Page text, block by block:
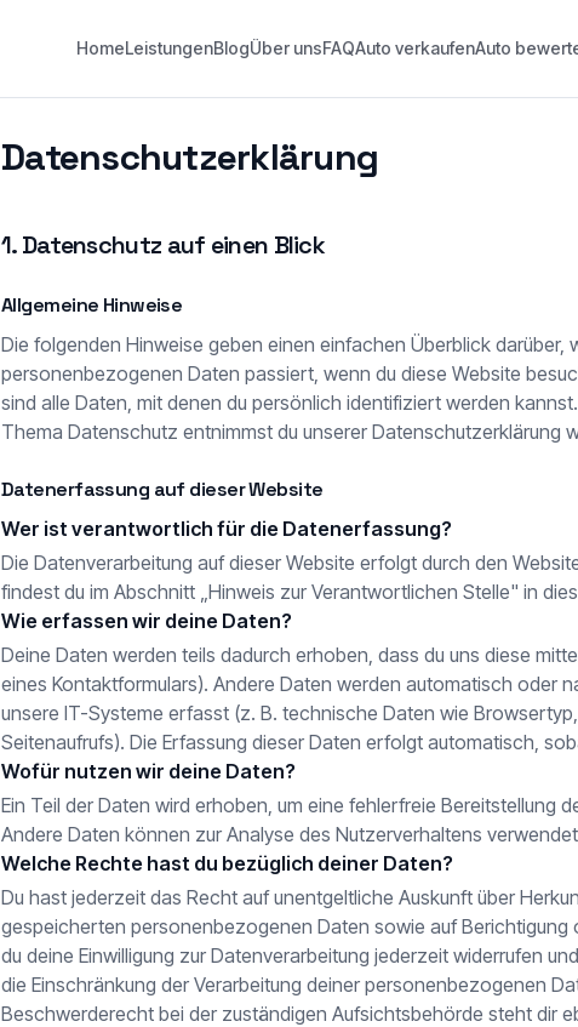
HomeLeistungenBlogÜber unsFAQAuto verkaufenAuto
Datenschutzerklärung
1. Datenschutz auf einen Blick
Allgemeine Hinweise
Die folgenden Hinweise geben einen einfachen Überblick darüber,
personenbezogenen Daten passiert, wenn du diese Website
sind alle Daten, mit denen du persönlich identifiziert werden
Thema Datenschutz entnimmst du unserer Datenschutzerklärung
Datenerfassung auf dieser Website
Wer ist verantwortlich für die Datenerfassung?
Die Datenverarbeitung auf dieser Website erfolgt durch den
findest du im Abschnitt „Hinweis zur Verantwortlichen Stelle" in
Wie erfassen wir deine Daten?
Deine Daten werden teils dadurch erhoben, dass du uns diese
eines Kontaktformulars). Andere Daten werden automatisch oder
unsere IT-Systeme erfasst (z. B. technische Daten wie
Seitenaufrufs). Die Erfassung dieser Daten erfolgt automatisch,
Wofür nutzen wir deine Daten?
Ein Teil der Daten wird erhoben, um eine fehlerfreie Bereitstellung
Andere Daten können zur Analyse des Nutzerverhaltens
Welche Rechte hast du bezüglich deiner Daten?
Du hast jederzeit das Recht auf unentgeltliche Auskunft über
gespeicherten personenbezogenen Daten sowie auf Berichtigung
du deine Einwilligung zur Datenverarbeitung jederzeit widerrufen
die Einschränkung der Verarbeitung deiner personenbezogenen
Beschwerderecht bei der zuständigen Aufsichtsbehörde steht dir